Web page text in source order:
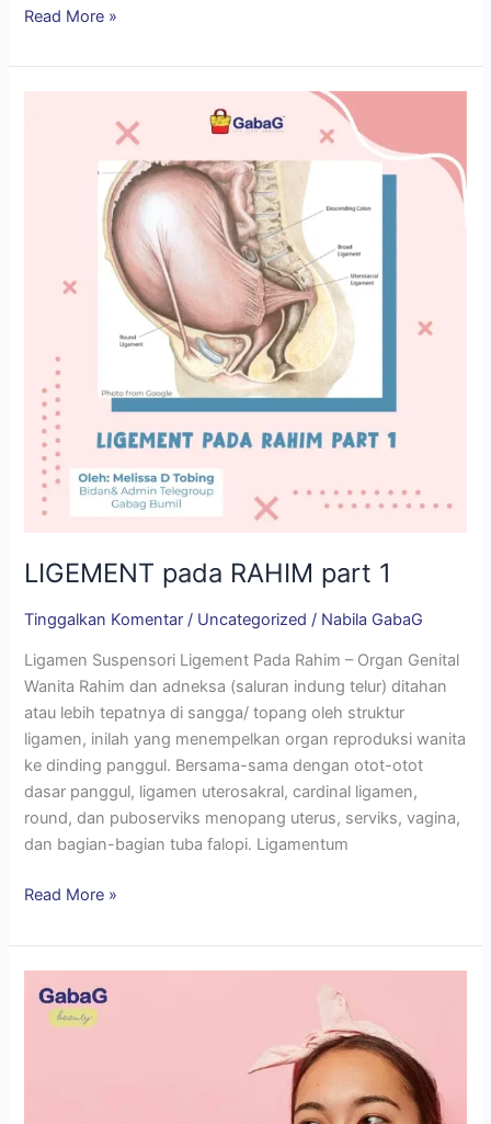
Read More »
LIGEMENT pada RAHIM part 1
Tinggalkan Komentar / Uncategorized / Nabila GabaG
Ligamen Suspensori Ligement Pada Rahim – Organ Genital
Wanita Rahim dan adneksa (saluran indung telur) ditahan
atau lebih tepatnya di sangga/ topang oleh struktur
ligamen, inilah yang menempelkan organ reproduksi wanita
ke dinding panggul. Bersama-sama dengan otot-otot
dasar panggul, ligamen uterosakral, cardinal ligamen,
round, dan puboserviks menopang uterus, serviks, vagina,
dan bagian-bagian tuba falopi. Ligamentum
Read More »
Bunda
wajib